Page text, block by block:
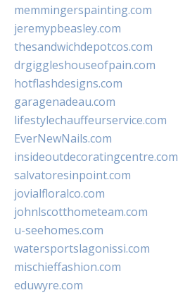
memmingerspainting.com
jeremypbeasley.com
thesandwichdepotcos.com
drgiggleshouseofpain.com
hotflashdesigns.com
garagenadeau.com
lifestylechauffeurservice.com
EverNewNails.com
insideoutdecoratingcentre.com
salvatoresinpoint.com
jovialfloralco.com
johnlscotthometeam.com
u-seehomes.com
watersportslagonissi.com
mischieffashion.com
eduwyre.com